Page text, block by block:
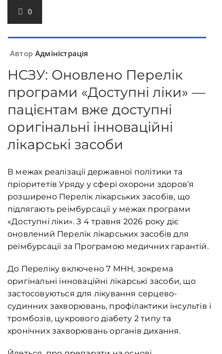
0
Автор Адміністрація
НСЗУ: Оновлено Перелік
програми «Доступні ліки» —
пацієнтам вже доступні
оригінальні інноваційні
лікарські засоби
В межах реалізації державної політики та
пріоритетів Уряду у сфері охорони здоров’я
розширено Перелік лікарських засобів, що
підлягають реімбурсації у межах програми
«Доступні ліки». З 4 травня 2026 року діє
оновлений Перелік лікарських засобів для
реімбурсації за Програмою медичних гарантій.
До Переліку включено 7 МНН, зокрема
оригінальні інноваційні лікарські засоби, що
застосовуються для лікування серцево-
судинних захворювань, профілактики інсультів і
тромбозів, цукрового діабету 2 типу та
хронічних захворювань органів дихання.